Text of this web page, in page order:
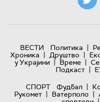
ВЕСТИ Политика |
Хроника | Друштво |
у Украјини | Време |
Подкаст |
СПОРТ
Фудбал |
Рукомет | Ватерполо |